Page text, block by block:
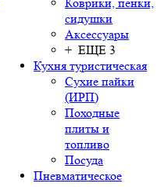
сидушки
Аксессуары
+ ЕЩЕ 3
Кухня туристическая
Сухие пайки
(ИРП)
Походные
плиты и
топливо
Посуда
Пневматическое